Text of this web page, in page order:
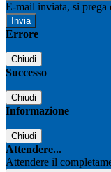
E-mail inviata, si prega
Errore
Chiudi
Successo
Chiudi
Informazione
Chiudi
Attendere...
Attendere il